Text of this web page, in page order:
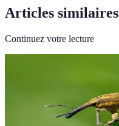
Articles similaires
Continuez votre lecture